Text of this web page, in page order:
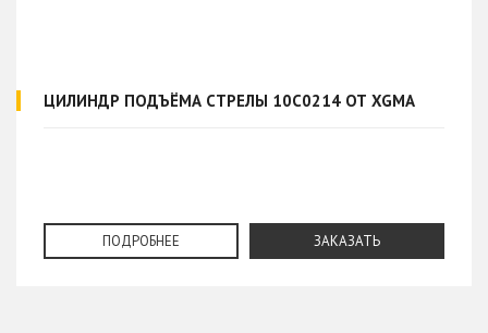
ЦИЛИНДР ПОДЪЁМА СТРЕЛЫ 10C0214 ОТ XGMA
ПОДРОБНЕЕ ЗАКАЗАТЬ